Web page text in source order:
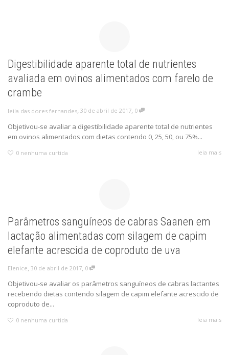
Digestibilidade aparente total de nutrientes
avaliada em ovinos alimentados com farelo de
crambe
leila das dores fernandes, 30 de abril de 2017, 0
Objetivou-se avaliar a digestibilidade aparente total de nutrientes
em ovinos alimentados com dietas contendo 0, 25, 50, ou 75%...
0 nenhuma curtida leia mais
Parâmetros sanguíneos de cabras Saanen em
lactação alimentadas com silagem de capim
elefante acrescida de coproduto de uva
Elenice, 30 de abril de 2017, 0
Objetivou-se avaliar os parâmetros sanguíneos de cabras lactantes
recebendo dietas contendo silagem de capim elefante acrescido de
coproduto de...
0 nenhuma curtida leia mais